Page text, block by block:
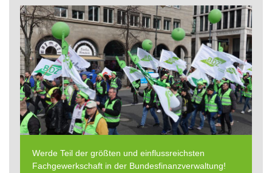
Werde Teil der größten und einflussreichsten
Fachgewerkschaft in der Bundesfinanzverwaltung!